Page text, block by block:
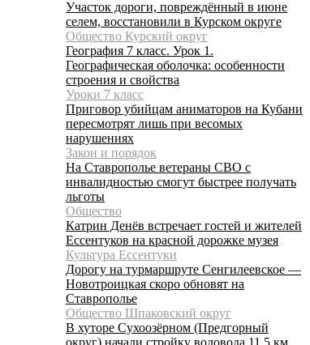
Участок дороги, повреждённый в июне
селем, восстановили в Курском округе
Общество Курский округ
География 7 класс. Урок 1.
Географическая оболочка: особенности
строения и свойства
Уроки 7 класс
Приговор убийцам аниматоров на Кубани
пересмотрят лишь при весомых
нарушениях
Закон и порядок
На Ставрополье ветераны СВО с
инвалидностью смогут быстрее получать
льготы
Общество
Катрин Денёв встречает гостей и жителей
Ессентуков на красной дорожке музея
Культура Ессентуки
Дорогу на турмаршруте Сенгилеевское —
Новотроицкая скоро обновят на
Ставрополье
Общество Шпаковский округ
В хуторе Сухоозёрном (Предгорный
округ) начали стройку водовода 11,5 км